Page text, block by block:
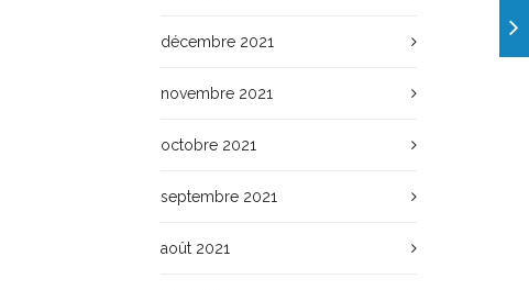
décembre 2021
novembre 2021
octobre 2021
septembre 2021
août 2021